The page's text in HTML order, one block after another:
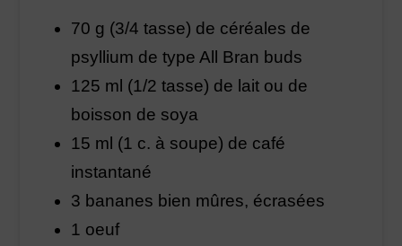
70 g (3/4 tasse) de céréales de
psyllium de type All Bran buds
125 ml (1/2 tasse) de lait ou de
boisson de soya
15 ml (1 c. à soupe) de café
instantané
3 bananes bien mûres, écrasées
1 oeuf